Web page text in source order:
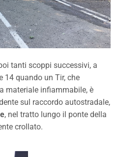
tanti scoppi successivi, a
14 quando un Tir, che
materiale infiammabile, è
sul raccordo autostradale,
, nel tratto lungo il ponte della
crollato.